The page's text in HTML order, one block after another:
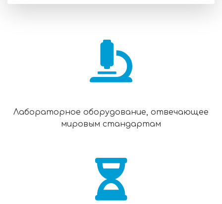
Лабораторное оборудование, отвечающее
мировым стандартам